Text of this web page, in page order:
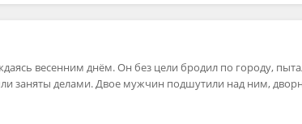
весенним днём. Он без цели бродил по городу,
заняты делами. Двое мужчин подшутили над ним,